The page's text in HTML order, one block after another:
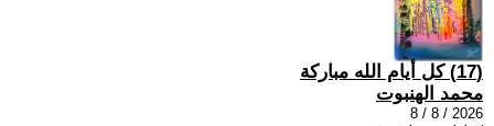
(17) كل أيام الله مباركة
محمد الهنبوت
2026 / 8 / 8